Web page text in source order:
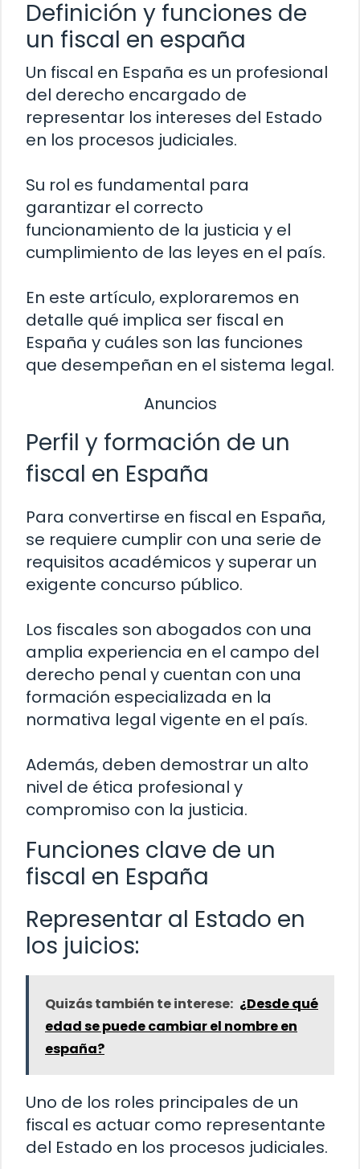
Definición y funciones de
un fiscal en españa
Un fiscal en España es un profesional
del derecho encargado de
representar los intereses del Estado
en los procesos judiciales.
Su rol es fundamental para
garantizar el correcto
funcionamiento de la justicia y el
cumplimiento de las leyes en el país.
En este artículo, exploraremos en
detalle qué implica ser fiscal en
España y cuáles son las funciones
que desempeñan en el sistema legal.
Anuncios
Perfil y formación de un
fiscal en España
Para convertirse en fiscal en España,
se requiere cumplir con una serie de
requisitos académicos y superar un
exigente concurso público.
Los fiscales son abogados con una
amplia experiencia en el campo del
derecho penal y cuentan con una
formación especializada en la
normativa legal vigente en el país.
Además, deben demostrar un alto
nivel de ética profesional y
compromiso con la justicia.
Funciones clave de un
fiscal en España
Representar al Estado en
los juicios:
Quizás también te interese: ¿Desde qué
edad se puede cambiar el nombre en
españa?
Uno de los roles principales de un
fiscal es actuar como representante
del Estado en los procesos judiciales.